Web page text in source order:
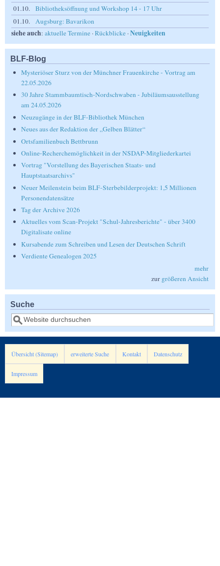
01.10.
Bibliotheksöffnung und Workshop 14 - 17 Uhr
01.10.
Augsburg: Bavarikon
siehe auch: aktuelle Termine ·Rückblicke ·Neuigkeiten
BLF-Blog
Mysteriöser Sturz von der Münchner Frauenkirche - Vortrag am
22.05.2026
30 Jahre Stammbaumtisch-Nordschwaben - Jubiläumsausstellung
am 24.05.2026
Neuzugänge in der BLF-Bibliothek München
Neues aus der Redaktion der „Gelben Blätter“
Ortsfamilienbuch Bettbrunn
Online-Recherchemöglichkeit in der NSDAP-Mitgliederkartei
Vortrag "Vorstellung des Bayerischen Staats- und
Hauptstaatsarchivs"
Neuer Meilenstein beim BLF-Sterbebilderprojekt: 1,5 Millionen
Personendatensätze
Tag der Archive 2026
Aktuelles vom Scan-Projekt "Schul-Jahresberichte" - über 3400
Digitalisate online
Kursabende zum Schreiben und Lesen der Deutschen Schrift
Verdiente Genealogen 2025
mehr
zur größeren Ansicht
Suche
Suche
Übersicht (Sitemap) erweiterte Suche Kontakt Datenschutz
Impressum